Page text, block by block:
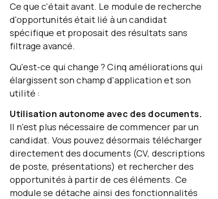
Ce que c'était avant. Le module de recherche
d'opportunités était lié à un candidat
spécifique et proposait des résultats sans
filtrage avancé.
Qu'est-ce qui change ? Cinq améliorations qui
élargissent son champ d'application et son
utilité :
Utilisation autonome avec des documents.
Il n'est plus nécessaire de commencer par un
candidat. Vous pouvez désormais télécharger
directement des documents (CV, descriptions
de poste, présentations) et rechercher des
opportunités à partir de ces éléments. Ce
module se détache ainsi des fonctionnalités